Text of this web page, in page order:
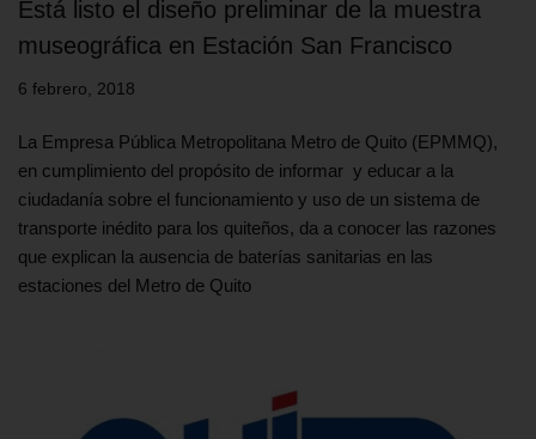
Está listo el diseño preliminar de la muestra
museográfica en Estación San Francisco
6 febrero, 2018
La Empresa Pública Metropolitana Metro de Quito (EPMMQ),
en cumplimiento del propósito de informar y educar a la
ciudadanía sobre el funcionamiento y uso de un sistema de
transporte inédito para los quiteños, da a conocer las razones
que explican la ausencia de baterías sanitarias en las
estaciones del Metro de Quito